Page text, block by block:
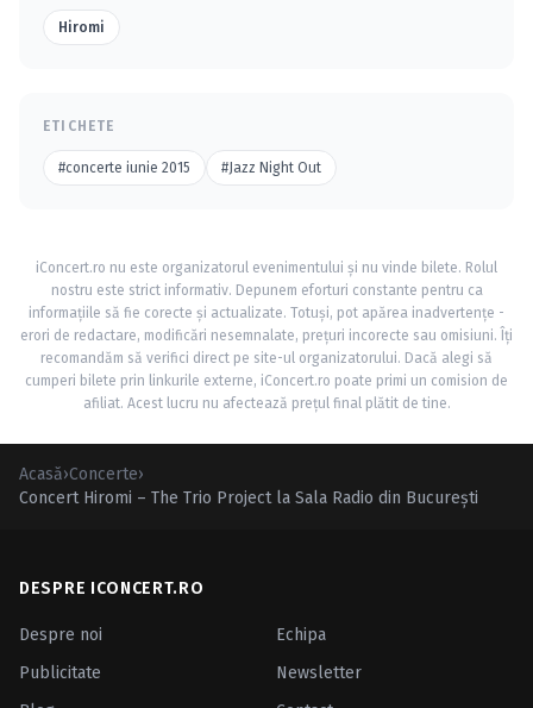
Hiromi
ETICHETE
#concerte iunie 2015 #Jazz Night Out
iConcert.ro nu este organizatorul evenimentului și nu vinde bilete. Rolul
nostru este strict informativ. Depunem eforturi constante pentru ca
informațiile să fie corecte și actualizate. Totuși, pot apărea inadvertențe -
erori de redactare, modificări nesemnalate, prețuri incorecte sau omisiuni. Îți
recomandăm să verifici direct pe site-ul organizatorului. Dacă alegi să
cumperi bilete prin linkurile externe, iConcert.ro poate primi un comision de
afiliat. Acest lucru nu afectează prețul final plătit de tine.
Acasă›Concerte›
Concert Hiromi – The Trio Project la Sala Radio din Bucureşti
DESPRE ICONCERT.RO
Despre noi
Echipa
Publicitate
Newsletter